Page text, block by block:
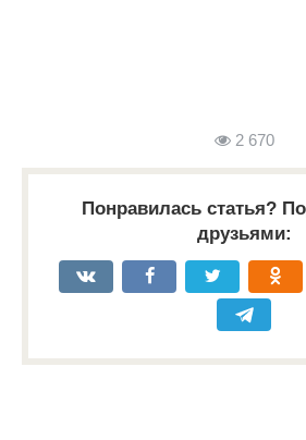
2 670
Понравилась статья?
друзьями: